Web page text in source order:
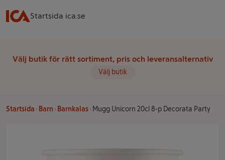
Startsida ica.se
Välj butik för rätt sortiment, pris och leveransalternativ
Välj butik
Startsida Barn Barnkalas Mugg Unicorn 20cl 8-p Decorata Party